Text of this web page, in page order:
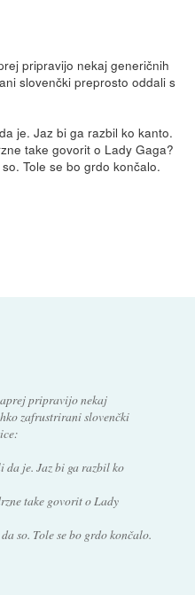
pripravijo nekaj generičnih
slovenčki preprosto oddali s
je. Jaz bi ga razbil ko kanto.
take govorit o Lady Gaga?
Tole se bo grdo končalo.
pripravijo nekaj
zafrustrirani slovenčki
da je. Jaz bi ga razbil ko
take govorit o Lady
so. Tole se bo grdo končalo.